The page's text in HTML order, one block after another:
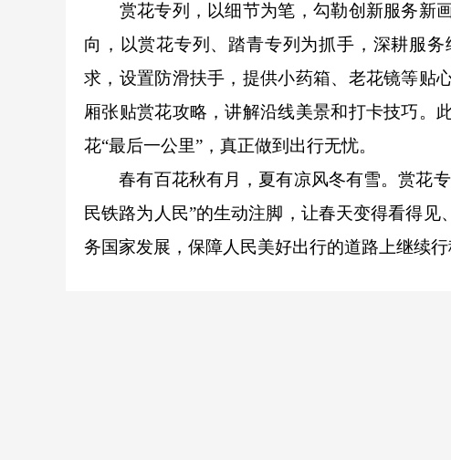
赏花专列，以细节为笔，勾勒创新服务新画
向，以赏花专列、踏青专列为抓手，深耕服
求，设置防滑扶手，提供小药箱、老花镜等贴
厢张贴赏花攻略，讲解沿线美景和打卡技巧。
花“最后一公里”，真正做到出行无忧。
春有百花秋有月，夏有凉风冬有雪。赏花专
民铁路为人民”的生动注脚，让春天变得看得
务国家发展，保障人民美好出行的道路上继续行